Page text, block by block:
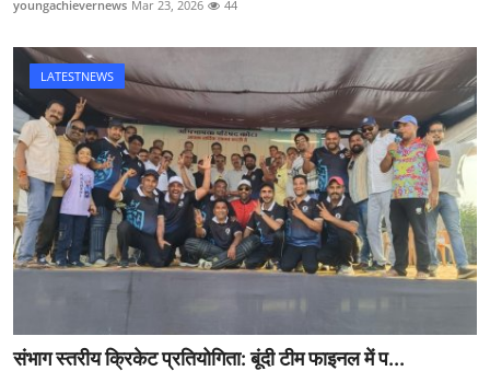
youngachievernews Mar 23, 2026 44
LATESTNEWS
संभाग स्तरीय क्रिकेट प्रतियोगिता: बूंदी टीम फाइनल में प...